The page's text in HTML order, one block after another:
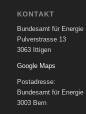
KONTAKT
Bundesamt für Energie
Pulverstrasse 13
3063 Ittigen
Google Maps
Postadresse:
Bundesamt für Energie
3003 Bern